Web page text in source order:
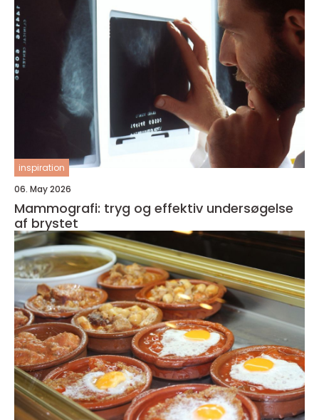
inspiration
06. May 2026
Mammografi: tryg og effektiv undersøgelse
af brystet